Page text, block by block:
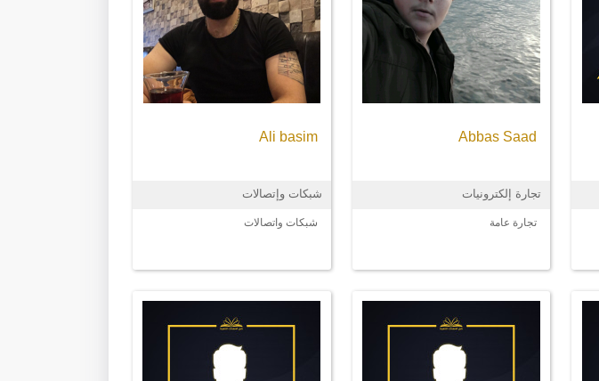
Abbas Saad
تجارة إلكترونيات
تجارة عامة
Ali basim
شبكات وإتصالات
شبكات واتصالات